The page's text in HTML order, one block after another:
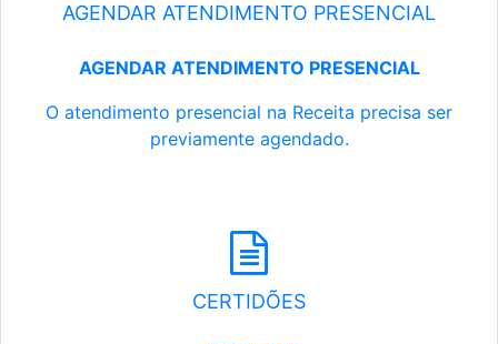
AGENDAR ATENDIMENTO PRESENCIAL
AGENDAR ATENDIMENTO PRESENCIAL
O atendimento presencial na Receita precisa ser
previamente agendado.
CERTIDÕES